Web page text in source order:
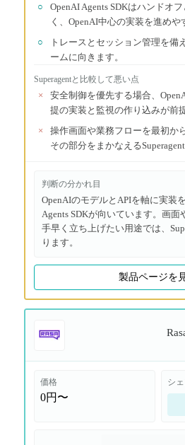
○
OpenAI Agents SDKはハンドオ
く、OpenAI中心の実装を進めや
○
トレースとセッション管理を備
ームに向きます。
Superagentと比較して悪い点
×
安全制御を優先する場合、
提の実装と監視の作り込みが前
×
操作画面や業務フローを最初か
その部分をまかなえる
判断の分かれ目
OpenAIのモデルとAPIを軸に実装
Agents SDKが向いています。画面
手早く立ち上げたい用途では、
ります。
製品ページを
価格
0円〜
シ